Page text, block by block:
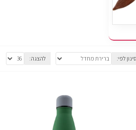
סינון לפי: להצגה: